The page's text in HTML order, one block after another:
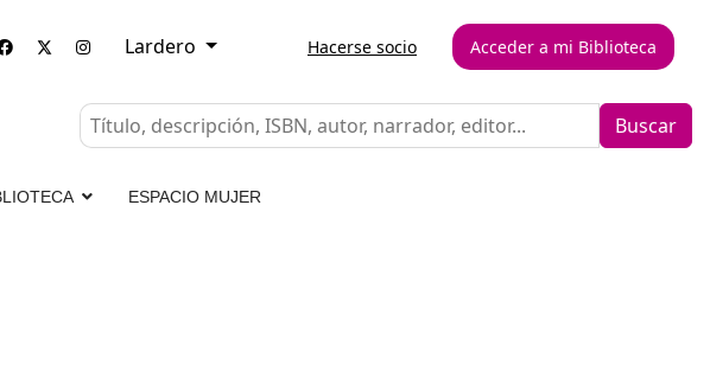
Lardero Hacerse socio Acceder a mi Biblioteca
Buscar
ESPACIO MUJER